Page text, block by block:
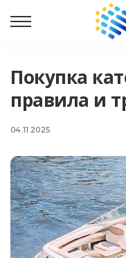
Покупка
правила и
04.11.2025